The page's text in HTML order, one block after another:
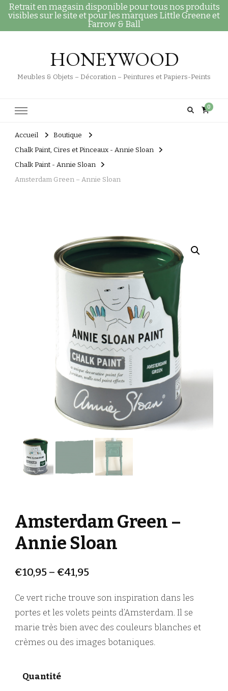
Retrait en magasin disponible pour tous nos produits
visibles sur le site et pour les marques Little Greene et
Farrow & Ball
HONEYWOOD
Meubles & Objets – Décoration – Peintures et Papiers-Peints
0
Accueil
Boutique
Chalk Paint, Cires et Pinceaux - Annie Sloan
Chalk Paint - Annie Sloan
Amsterdam Green – Annie Sloan
Amsterdam Green –
Annie Sloan
€10,95 – €41,95
Ce vert riche trouve son inspiration dans les
portes et les volets peints d’Amsterdam. Il se
marie très bien avec des couleurs blanches et
crèmes ou des images botaniques.
Quantité